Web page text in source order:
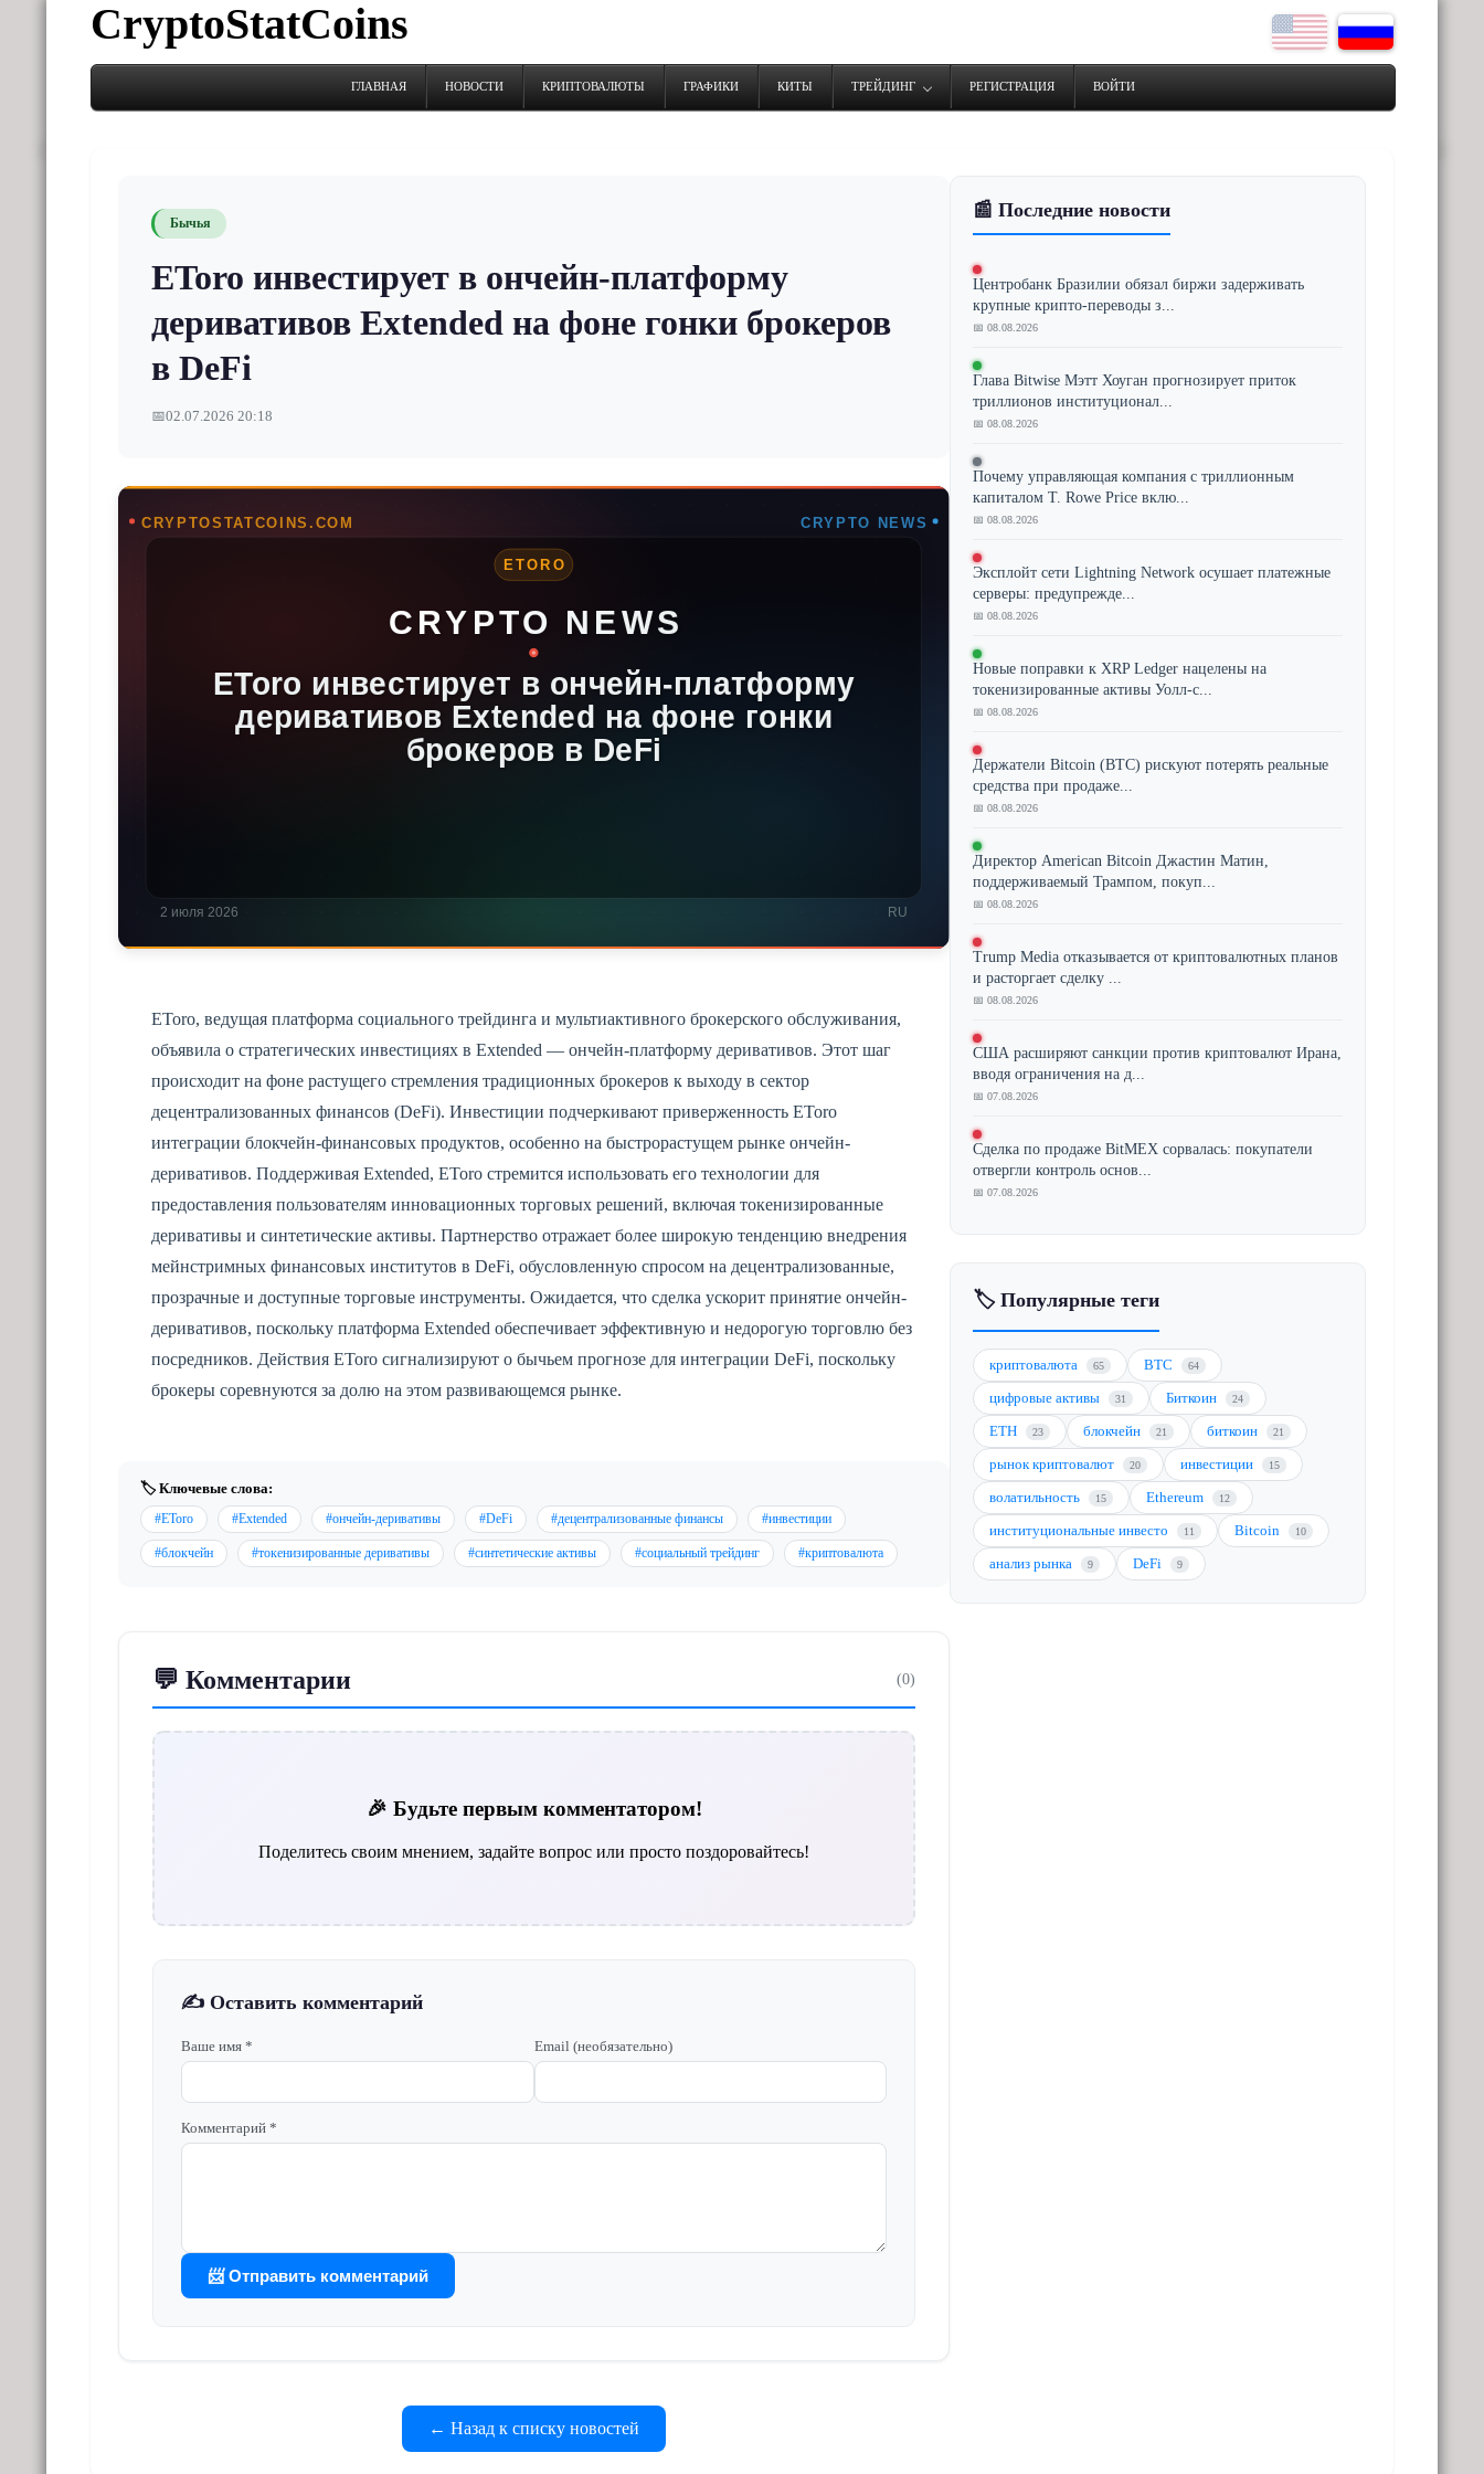
CryptoStatCoins
ГЛАВНАЯ НОВОСТИ КРИПТОВАЛЮТЫ ГРАФИКИ КИТЫ ТРЕЙДИНГ РЕГИСТРАЦИЯ ВОЙТИ
Бычья
EToro инвестирует в ончейн-платформу
деривативов Extended на фоне гонки брокеров
в DeFi
📅02.07.2026 20:18
EToro, ведущая платформа социального трейдинга и мультиактивного брокерского обслуживания,
объявила о стратегических инвестициях в Extended — ончейн-платформу деривативов. Этот шаг
происходит на фоне растущего стремления традиционных брокеров к выходу в сектор
децентрализованных финансов (DeFi). Инвестиции подчеркивают приверженность EToro
интеграции блокчейн-финансовых продуктов, особенно на быстрорастущем рынке ончейн-
деривативов. Поддерживая Extended, EToro стремится использовать его технологии для
предоставления пользователям инновационных торговых решений, включая токенизированные
деривативы и синтетические активы. Партнерство отражает более широкую тенденцию внедрения
мейнстримных финансовых институтов в DeFi, обусловленную спросом на децентрализованные,
прозрачные и доступные торговые инструменты. Ожидается, что сделка ускорит принятие ончейн-
деривативов, поскольку платформа Extended обеспечивает эффективную и недорогую торговлю без
посредников. Действия EToro сигнализируют о бычьем прогнозе для интеграции DeFi, поскольку
брокеры соревнуются за долю на этом развивающемся рынке.
🏷️ Ключевые слова:
#EToro #Extended #ончейн-деривативы #DeFi #децентрализованные финансы #инвестиции
#блокчейн #токенизированные деривативы #синтетические активы #социальный трейдинг #криптовалюта
💬 Комментарии (0)
🎉 Будьте первым комментатором!
Поделитесь своим мнением, задайте вопрос или просто поздоровайтесь!
✍️ Оставить комментарий
Ваше имя * Email (необязательно)
Комментарий *
📨 Отправить комментарий
← Назад к списку новостей
📰 Последние новости
Центробанк Бразилии обязал биржи задерживать
крупные крипто-переводы з...
📅 08.08.2026
Глава Bitwise Мэтт Хоуган прогнозирует приток
триллионов институционал...
📅 08.08.2026
Почему управляющая компания с триллионным
капиталом T. Rowe Price вклю...
📅 08.08.2026
Эксплойт сети Lightning Network осушает платежные
серверы: предупрежде...
📅 08.08.2026
Новые поправки к XRP Ledger нацелены на
токенизированные активы Уолл-с...
📅 08.08.2026
Держатели Bitcoin (BTC) рискуют потерять реальные
средства при продаже...
📅 08.08.2026
Директор American Bitcoin Джастин Матин,
поддерживаемый Трампом, покуп...
📅 08.08.2026
Trump Media отказывается от криптовалютных планов
и расторгает сделку ...
📅 08.08.2026
США расширяют санкции против криптовалют Ирана,
вводя ограничения на д...
📅 07.08.2026
Сделка по продаже BitMEX сорвалась: покупатели
отвергли контроль основ...
📅 07.08.2026
🏷️ Популярные теги
криптовалюта 65 BTC 64
цифровые активы 31 Биткоин 24
ETH 23 блокчейн 21 биткоин 21
рынок криптовалют 20 инвестиции 15
волатильность 15 Ethereum 12
институциональные инвесто 11 Bitcoin 10
анализ рынка 9 DeFi 9